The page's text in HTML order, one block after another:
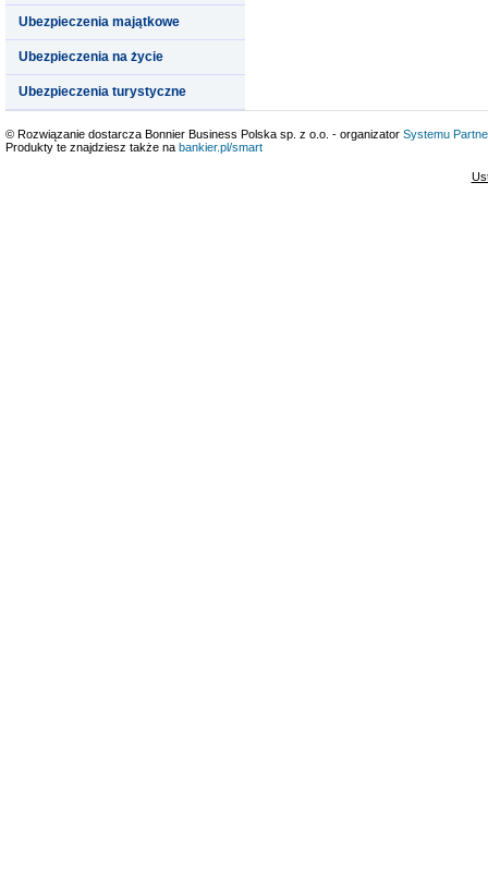
Ubezpieczenia majątkowe
Ubezpieczenia na życie
Ubezpieczenia turystyczne
© Rozwiązanie dostarcza Bonnier Business Polska sp. z o.o. - organizator Systemu
Produkty te znajdziesz także na bankier.pl/smart